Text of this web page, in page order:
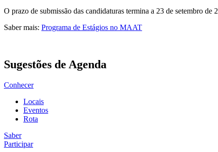
O prazo de submissão das candidaturas termina a 23 de setembro de
Saber mais: Programa de Estágios no MAAT
Sugestões de Agenda
Conhecer
Locais
Eventos
Rota
Saber
Participar